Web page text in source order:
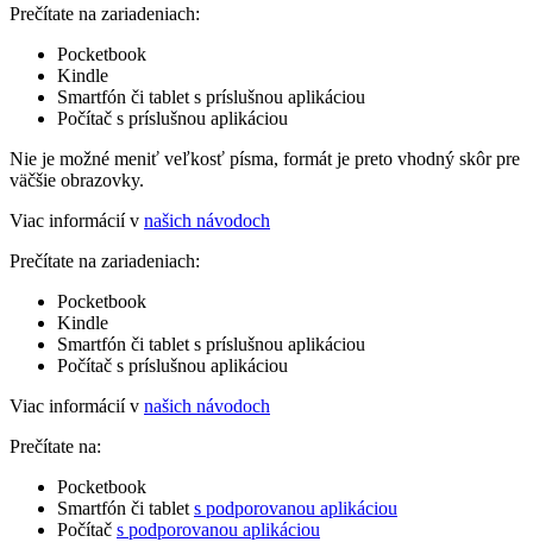
Prečítate na zariadeniach:
Pocketbook
Kindle
Smartfón či tablet s príslušnou aplikáciou
Počítač s príslušnou aplikáciou
Nie je možné meniť veľkosť písma, formát je preto vhodný skôr pre
väčšie obrazovky.
Viac informácií v našich návodoch
Prečítate na zariadeniach:
Pocketbook
Kindle
Smartfón či tablet s príslušnou aplikáciou
Počítač s príslušnou aplikáciou
Viac informácií v našich návodoch
Prečítate na:
Pocketbook
Smartfón či tablet s podporovanou aplikáciou
Počítač s podporovanou aplikáciou